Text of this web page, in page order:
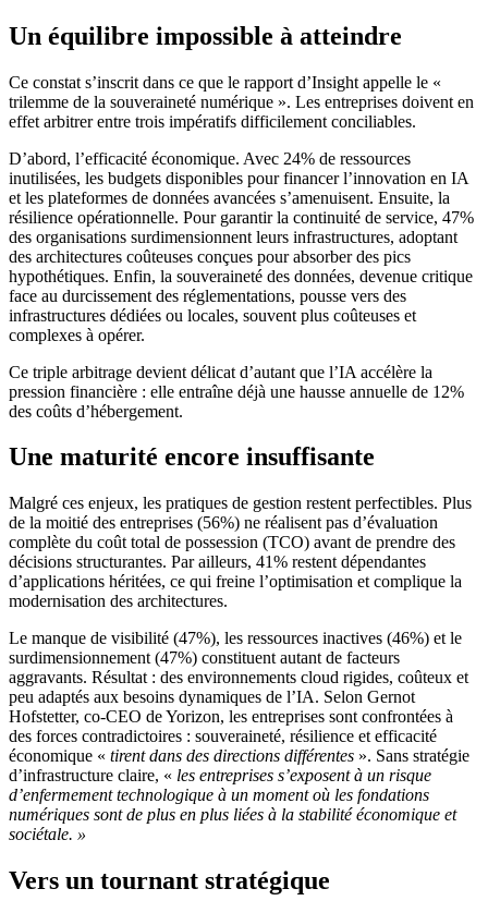
Un équilibre impossible à atteindre
Ce constat s’inscrit dans ce que le rapport d’Insight appelle le «
trilemme de la souveraineté numérique ». Les entreprises doivent en
effet arbitrer entre trois impératifs difficilement conciliables.
D’abord, l’efficacité économique. Avec 24% de ressources
inutilisées, les budgets disponibles pour financer l’innovation en IA
et les plateformes de données avancées s’amenuisent. Ensuite, la
résilience opérationnelle. Pour garantir la continuité de service, 47%
des organisations surdimensionnent leurs infrastructures, adoptant
des architectures coûteuses conçues pour absorber des pics
hypothétiques. Enfin, la souveraineté des données, devenue critique
face au durcissement des réglementations, pousse vers des
infrastructures dédiées ou locales, souvent plus coûteuses et
complexes à opérer.
Ce triple arbitrage devient délicat d’autant que l’IA accélère la
pression financière : elle entraîne déjà une hausse annuelle de 12%
des coûts d’hébergement.
Une maturité encore insuffisante
Malgré ces enjeux, les pratiques de gestion restent perfectibles. Plus
de la moitié des entreprises (56%) ne réalisent pas d’évaluation
complète du coût total de possession (TCO) avant de prendre des
décisions structurantes. Par ailleurs, 41% restent dépendantes
d’applications héritées, ce qui freine l’optimisation et complique la
modernisation des architectures.
Le manque de visibilité (47%), les ressources inactives (46%) et le
surdimensionnement (47%) constituent autant de facteurs
aggravants. Résultat : des environnements cloud rigides, coûteux et
peu adaptés aux besoins dynamiques de l’IA. Selon Gernot
Hofstetter, co-CEO de Yorizon, les entreprises sont confrontées à
des forces contradictoires : souveraineté, résilience et efficacité
économique « tirent dans des directions différentes ». Sans stratégie
d’infrastructure claire, « les entreprises s’exposent à un risque
d’enfermement technologique à un moment où les fondations
numériques sont de plus en plus liées à la stabilité économique et
sociétale. »
Vers un tournant stratégique